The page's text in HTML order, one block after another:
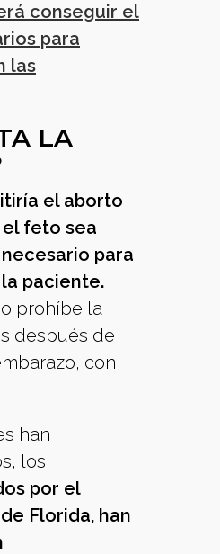
conseguir el
para
las
LA
el aborto
feto sea
para
paciente.
prohíbe la
después de
con
han
los
por el
Florida, han